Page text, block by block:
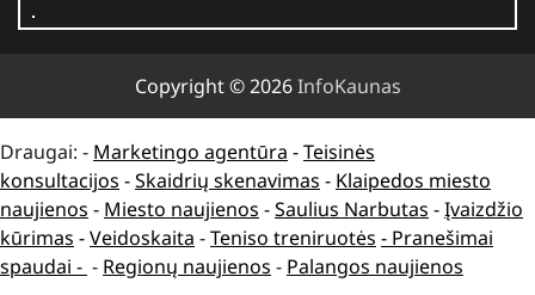
Copyright © 2026InfoKaunas
Draugai: - Marketingo agentūra -Teisinės
konsultacijos -Skaidrių skenavimas - Klaipedos miesto
naujienos - Miesto naujienos -Saulius Narbutas -Įvaizdžio
kūrimas -Veidoskaita -Teniso treniruotės - Pranešimai
spaudai - - Regionų naujienos - Palangos naujienos